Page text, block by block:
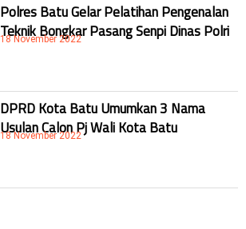
Polres Batu Gelar Pelatihan Pengenalan
Teknik Bongkar Pasang Senpi Dinas Polri
18 November 2022
DPRD Kota Batu Umumkan 3 Nama
Usulan Calon Pj Wali Kota Batu
18 November 2022